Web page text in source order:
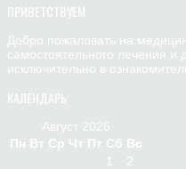
ПРИВЕТСТВУЕМ
Добро пожаловать на
самостоятельного лечения
исключительно в
КАЛЕНДАРЬ
Август 2026
Пн Вт Ср Чт Пт Сб Вс
2